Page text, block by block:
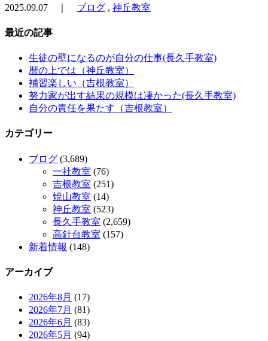
2025.09.07 ｜ ブログ , 神丘教室
最近の記事
生徒の壁になるのが自分の仕事(長久手教室)
暦の上では（神丘教室）
補習楽しい（吉根教室）
努力家が出す結果の規模は凄かった(長久手教室)
自分の責任を果たす（吉根教室）
カテゴリー
ブログ (3,689)
一社教室 (76)
吉根教室 (251)
焼山教室 (14)
神丘教室 (523)
長久手教室 (2,659)
高針台教室 (157)
新着情報 (148)
アーカイブ
2026年8月 (17)
2026年7月 (81)
2026年6月 (83)
2026年5月 (94)